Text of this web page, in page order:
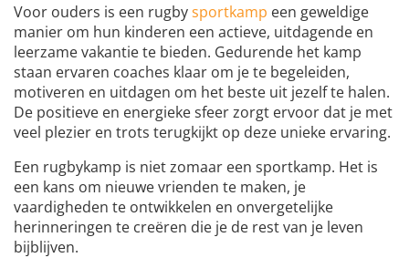
Voor ouders is een rugbysportkamp een geweldige
manier om hun kinderen een actieve, uitdagende en
leerzame vakantie te bieden. Gedurende het kamp
staan ervaren coaches klaar om je te begeleiden,
motiveren en uitdagen om het beste uit jezelf te halen.
De positieve en energieke sfeer zorgt ervoor dat je met
veel plezier en trots terugkijkt op deze unieke ervaring.
Een rugbykamp is niet zomaar een sportkamp. Het is
een kans om nieuwe vrienden te maken, je
vaardigheden te ontwikkelen en onvergetelijke
herinneringen te creëren die je de rest van je leven
bijblijven.